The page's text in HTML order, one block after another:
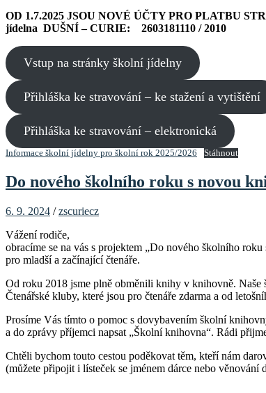
OD 1.7.2025 JSOU NOVÉ ÚČTY PRO PLATBU
jídelna DUŠNÍ – CURIE: 2603181110 / 2010
Vstup na stránky školní jídelny
Přihláška ke stravování – ke stažení a vytištění
Přihláška ke stravování – elektronická
Informace školní jídelny pro školní rok 2025/2026 Stáhnout
Do nového školního roku s novou
6. 9. 2024 /zscuriecz
Vážení rodiče,
obracíme se na vás s projektem „Do nového školního
pro mladší a začínající čtenáře.
Od roku 2018 jsme plně obměnili knihy v knihovně. Naše
Čtenářské kluby, které jsou pro čtenáře zdarma a od
Prosíme Vás tímto o pomoc s dovybavením školní
a do zprávy příjemci napsat „Školní knihovna“. Rádi
Chtěli bychom touto cestou poděkovat těm, kteří nám
(můžete připojit i lísteček se jménem dárce nebo